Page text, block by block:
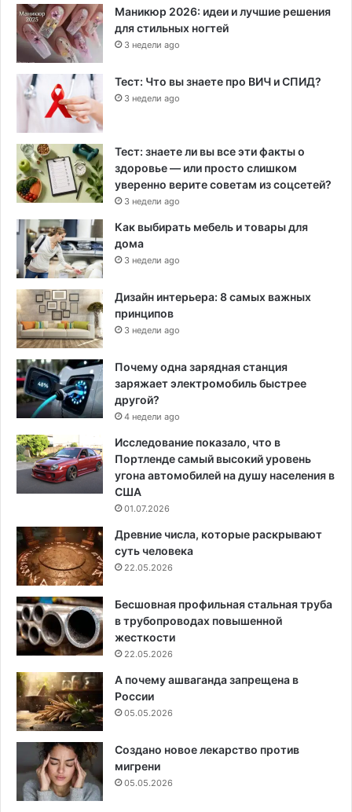
Маникюр 2026: идеи и лучшие решения
для стильных ногтей
3 недели ago
Тест: Что вы знаете про ВИЧ и СПИД?
3 недели ago
Тест: знаете ли вы все эти факты о
здоровье — или просто слишком
уверенно верите советам из соцсетей?
3 недели ago
Как выбирать мебель и товары для
дома
3 недели ago
Дизайн интерьера: 8 самых важных
принципов
3 недели ago
Почему одна зарядная станция
заряжает электромобиль быстрее
другой?
4 недели ago
Исследование показало, что в
Портленде самый высокий уровень
угона автомобилей на душу населения в
США
01.07.2026
Древние числа, которые раскрывают
суть человека
22.05.2026
Бесшовная профильная стальная труба
в трубопроводах повышенной
жесткости
22.05.2026
А почему ашваганда запрещена в
России
05.05.2026
Создано новое лекарство против
мигрени
05.05.2026